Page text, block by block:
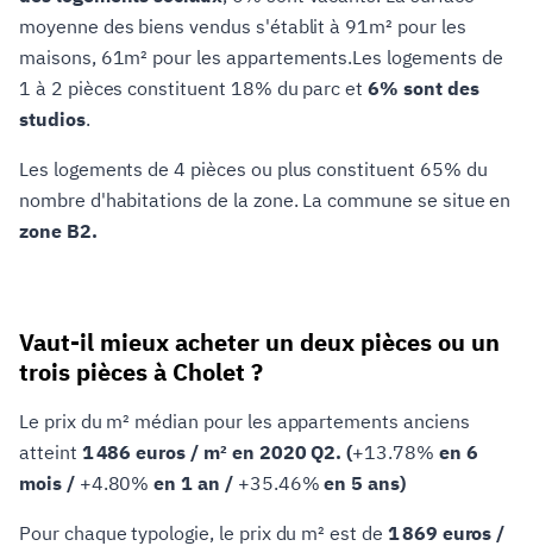
moyenne des biens vendus s'établit à 91m² pour les
maisons, 61m² pour les appartements.Les logements de
1 à 2 pièces constituent 18% du parc et6% sont des
studios.
Les logements de 4 pièces ou plus constituent 65% du
nombre d'habitations de la zone. La commune se situe en
zone B2.
Vaut-il mieux acheter un deux pièces ou un
trois pièces à Cholet ?
Le prix du m² médian pour les appartements anciens
atteint 1 486 euros / m² en 2020 Q2. (+13.78% en 6
mois / +4.80% en 1 an / +35.46% en 5 ans)
Pour chaque typologie, le prix du m² est de 1 869 euros /